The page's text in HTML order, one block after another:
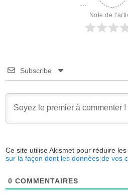
Note de
Subscribe
Ce site utilise Akismet pour réduire les
sur la façon dont les données de vos
0 COMMENTAIRES